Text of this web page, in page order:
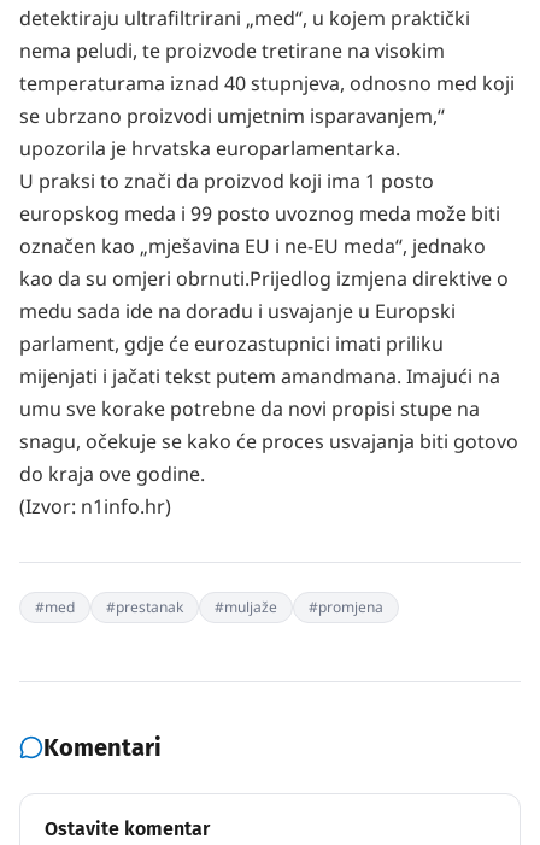
detektiraju ultrafiltrirani „med“, u kojem praktički
nema peludi, te proizvode tretirane na visokim
temperaturama iznad 40 stupnjeva, odnosno med koji
se ubrzano proizvodi umjetnim isparavanjem,“
upozorila je hrvatska europarlamentarka.
U praksi to znači da proizvod koji ima 1 posto
europskog meda i 99 posto uvoznog meda može biti
označen kao „mješavina EU i ne-EU meda“, jednako
kao da su omjeri obrnuti.Prijedlog izmjena direktive o
medu sada ide na doradu i usvajanje u Europski
parlament, gdje će eurozastupnici imati priliku
mijenjati i jačati tekst putem amandmana. Imajući na
umu sve korake potrebne da novi propisi stupe na
snagu, očekuje se kako će proces usvajanja biti gotovo
do kraja ove godine.
(Izvor: n1info.hr)
#med #prestanak #muljaže #promjena
Komentari
Ostavite komentar